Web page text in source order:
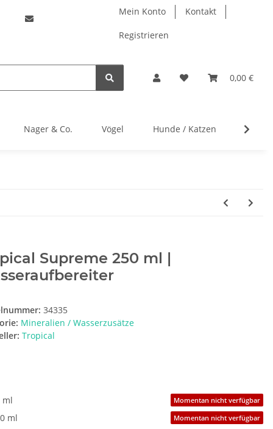
Mein Konto Kontakt
Registrieren
0,00 €
Nager & Co. Vögel Hunde / Katzen
Supreme 250 ml |
34335
Mineralien / Wasserzusätze
Tropical
ml
Momentan nicht verfügbar
ml Momentan nicht verfügbar